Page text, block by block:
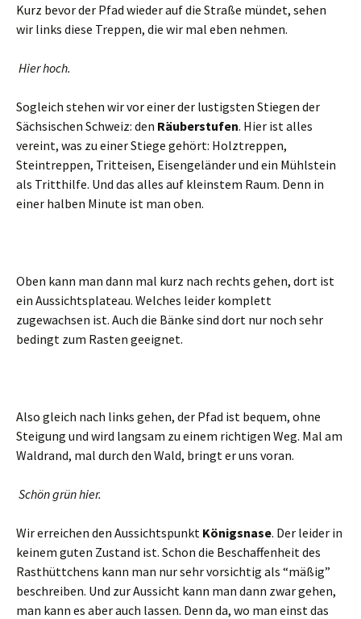
Kurz bevor der Pfad wieder auf die Straße mündet, sehen
wir links diese Treppen, die wir mal eben nehmen.
Hier hoch.
Sogleich stehen wir vor einer der lustigsten Stiegen der
Sächsischen Schweiz: den Räuberstufen. Hier ist alles
vereint, was zu einer Stiege gehört: Holztreppen,
Steintreppen, Tritteisen, Eisengeländer und ein Mühlstein
als Tritthilfe. Und das alles auf kleinstem Raum. Denn in
einer halben Minute ist man oben.
Oben kann man dann mal kurz nach rechts gehen, dort ist
ein Aussichtsplateau. Welches leider komplett
zugewachsen ist. Auch die Bänke sind dort nur noch sehr
bedingt zum Rasten geeignet.
Also gleich nach links gehen, der Pfad ist bequem, ohne
Steigung und wird langsam zu einem richtigen Weg. Mal am
Waldrand, mal durch den Wald, bringt er uns voran.
Schön grün hier.
Wir erreichen den Aussichtspunkt Königsnase. Der leider in
keinem guten Zustand ist. Schon die Beschaffenheit des
Rasthüttchens kann man nur sehr vorsichtig als “mäßig”
beschreiben. Und zur Aussicht kann man dann zwar gehen,
man kann es aber auch lassen. Denn da, wo man einst das